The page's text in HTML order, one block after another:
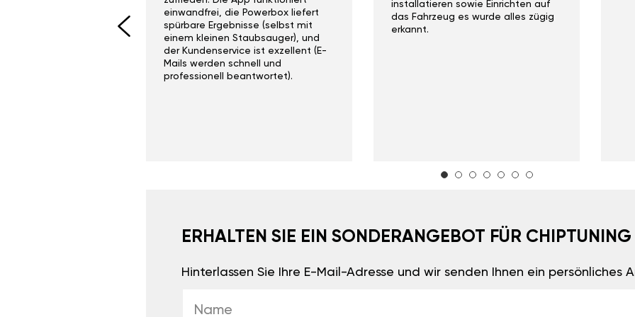
einwandfrei, die Powerbox liefert
spürbare Ergebnisse (selbst mit
einem kleinen Staubsauger), und
der Kundenservice ist exzellent (E-
Mails werden schnell und
professionell beantwortet).
installatieren sowie Einrichten auf
das Fahrzeug es wurde alles zügig
erkannt.
ERHALTEN SIE EIN SONDERANGEBOT FÜR CHIPTUNING
Hinterlassen Sie Ihre E-Mail-Adresse und wir senden Ihnen ein persönliches